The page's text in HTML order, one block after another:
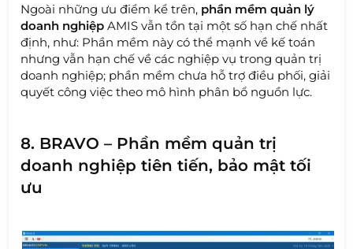
Ngoài những ưu điểm kể trên, phần mềm quản lý
doanh nghiệp AMIS vẫn tồn tại một số hạn chế nhất
định, như: Phần mềm này có thể mạnh về kế toán
nhưng vẫn hạn chế về các nghiệp vụ trong quản trị
doanh nghiệp; phần mềm chưa hỗ trợ điều phối, giải
quyết công việc theo mô hình phân bổ nguồn lực.
8. BRAVO – Phần mềm quản trị
doanh nghiệp tiên tiến, bảo mật tối
ưu